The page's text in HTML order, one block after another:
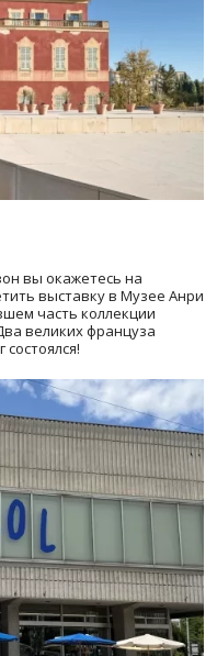
вы окажетесь на
выставку в Музее Анри
часть коллекции
великих француза